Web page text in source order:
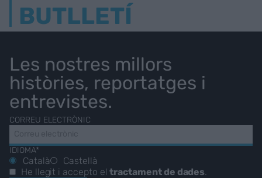
BUTLLETÍ
Les nostres millors
històries, reportatges i
entrevistes.
CORREU ELECTRÒNIC
IDIOMA*
Català
Castellà
He llegit i accepto eltractament de dades